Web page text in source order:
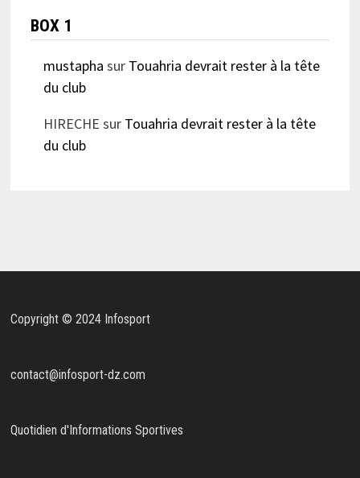
BOX 1
mustapha sur Touahria devrait rester à la tête
du club
HIRECHE sur Touahria devrait rester à la tête
du club
Copyright © 2024 Infosport
contact@infosport-dz.com
Quotidien d'Informations Sportives